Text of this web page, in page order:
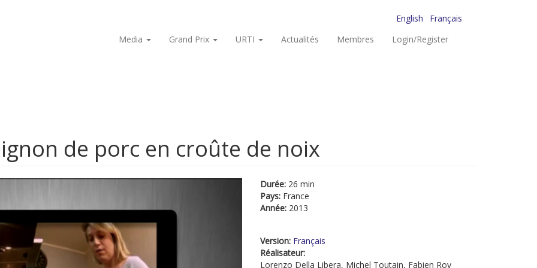
English
Français
Media
Grand Prix URTI Actualités Membres Login/Register
de porc en croûte de noix
Durée: 26 min
Pays: France
Année: 2013
Version: Français
Réalisateur:
Lorenzo Della Libera, Michel Toutain, Fabien Roy